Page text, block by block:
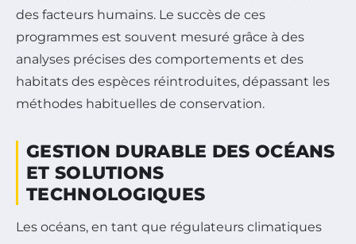
des facteurs humains. Le succès de ces
programmes est souvent mesuré grâce à des
analyses précises des comportements et des
habitats des espèces réintroduites, dépassant les
méthodes habituelles de conservation.
GESTION DURABLE DES OCÉANS
ET SOLUTIONS
TECHNOLOGIQUES
Les océans, en tant que régulateurs climatiques